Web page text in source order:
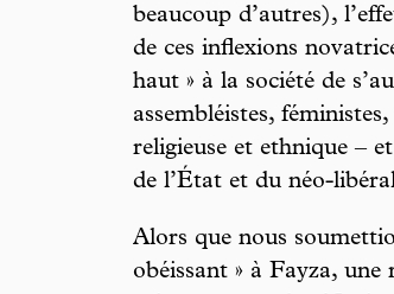
beaucoup d’autres),
de ces inflexions
haut » à la société de
assembléistes,
religieuse et ethnique –
de l’État et du néo-
Alors que nous
obéissant » à Fayza, une